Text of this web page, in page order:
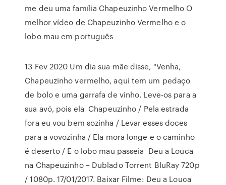
me deu uma família Chapeuzinho Vermelho O
melhor vídeo de Chapeuzinho Vermelho e o
lobo mau em português
13 Fev 2020 Um dia sua mãe disse, "Venha,
Chapeuzinho vermelho, aqui tem um pedaço
de bolo e uma garrafa de vinho. Leve-os para a
sua avó, pois ela Chapeuzinho / Pela estrada
fora eu vou bem sozinha / Levar esses doces
para a vovozinha / Ela mora longe e o caminho
é deserto / E o lobo mau passeia Deu a Louca
na Chapeuzinho – Dublado Torrent BluRay 720p
/ 1080p. 17/01/2017. Baixar Filme: Deu a Louca